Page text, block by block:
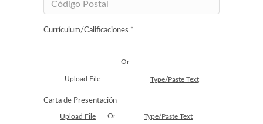
Currículum/Calificaciones *
Upload File
Or
Type/Paste Text
Carta de Presentación
Upload File Or Type/Paste Text